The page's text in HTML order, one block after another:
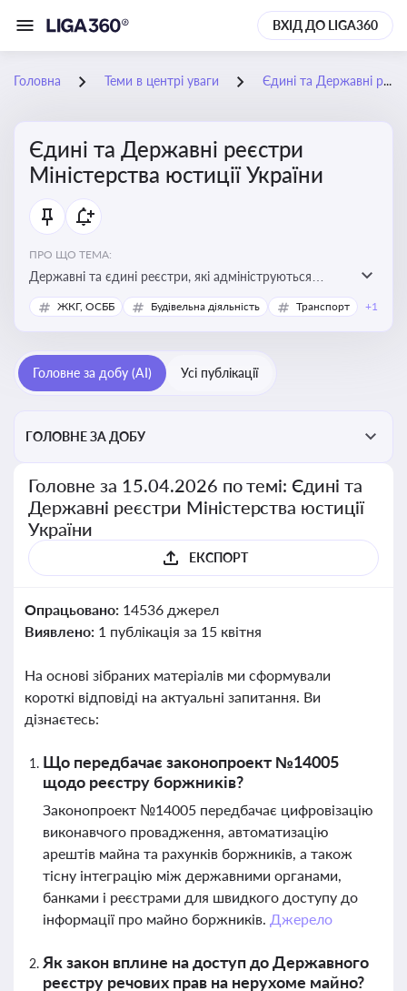
ВХІД ДО LIGA360
Головна Теми в центрі уваги Єдині та Державні реєстри Міністерства юстиції України
Єдині та Державні реєстри
Міністерства юстиції України
ПРО ЩО ТЕМА:
Державні та єдині реєстри, які адмініструються
Мінюстом України, і є ключовими інструментами для
юридичного захисту, ідентифікації прав, та
сімейних та майнових відносин
ЖКГ, ОСББ Будівельна діяльність Транспорт +1
Головне за добу (AI) Усі публікації
ГОЛОВНЕ ЗА ДОБУ
Головне за 15.04.2026 по темі: Єдині та
Державні реєстри Міністерства юстиції
України
ЕКСПОРТ
Опрацьовано: 14536 джерел
Виявлено: 1 публікація за 15 квітня
На основі зібраних матеріалів ми сформували
короткі відповіді на актуальні запитання. Ви
дізнаєтесь:
Що передбачає законопроект №14005
щодо реєстру боржників?
Законопроект №14005 передбачає цифровізацію
виконавчого провадження, автоматизацію
арештів майна та рахунків боржників, а також
тісну інтеграцію між державними органами,
банками і реєстрами для швидкого доступу до
інформації про майно боржників. Джерело
Як закон вплине на доступ до Державного
реєстру речових прав на нерухоме майно?